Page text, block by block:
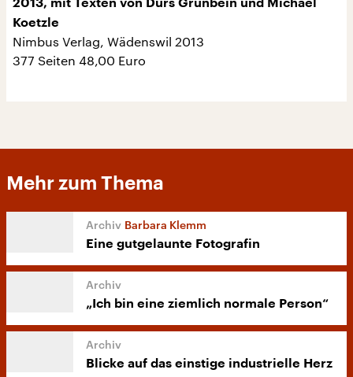
2013, mit Texten von Durs Grünbein und Michael
Koetzle
Nimbus Verlag, Wädenswil 2013
377 Seiten 48,00 Euro
Mehr zum Thema
Barbara Klemm
Eine gutgelaunte Fotografin
„Ich bin eine ziemlich normale Person“
Blicke auf das einstige industrielle Herz